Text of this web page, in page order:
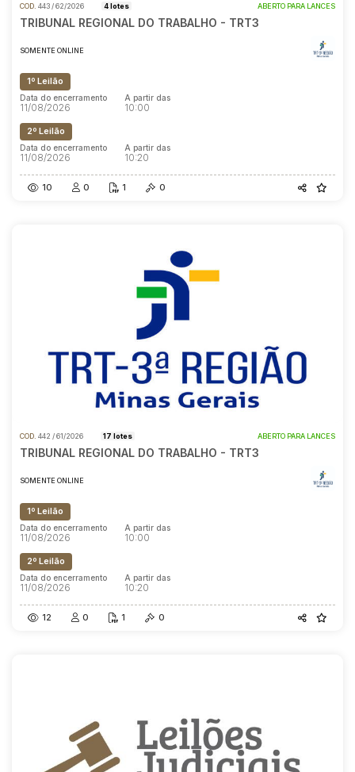
COD. 443 / 62/2026 4 lotes ABERTO PARA LANCES
TRIBUNAL REGIONAL DO TRABALHO - TRT3
SOMENTE ONLINE
1º Leilão
Data do encerramento
11/08/2026
A partir das
10:00
2º Leilão
Data do encerramento
11/08/2026
A partir das
10:20
10 0 1 0
COD. 442 / 61/2026 17 lotes ABERTO PARA LANCES
TRIBUNAL REGIONAL DO TRABALHO - TRT3
SOMENTE ONLINE
1º Leilão
Data do encerramento
11/08/2026
A partir das
10:00
2º Leilão
Data do encerramento
11/08/2026
A partir das
10:20
12 0 1 0